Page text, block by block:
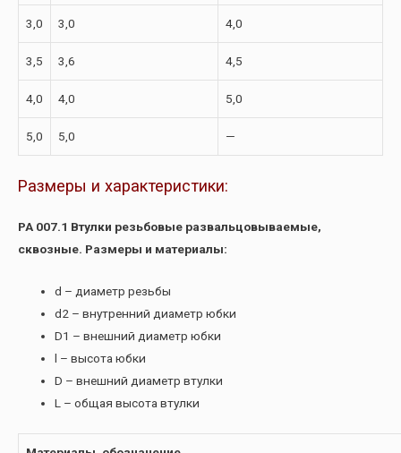
3,0 3,0 4,0
3,5 3,6 4,5
4,0 4,0 5,0
5,0 5,0 —
Размеры и характеристики:
РА 007.1 Втулки резьбовые развальцовываемые,
сквозные. Размеры и материалы:
d – диаметр резьбы
d2 – внутренний диаметр юбки
D1 – внешний диаметр юбки
l – высота юбки
D – внешний диаметр втулки
L – общая высота втулки